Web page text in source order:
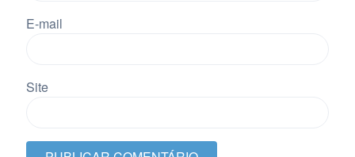
E-mail
Site